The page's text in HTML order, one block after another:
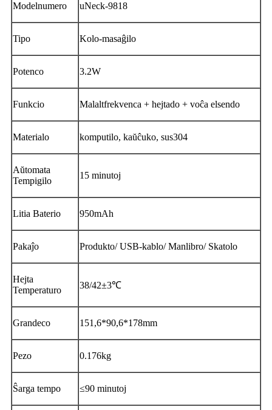
Modelnumero uNeck-9818
Tipo Kolo-masaĝilo
Potenco 3.2W
Funkcio Malaltfrekvenca + hejtado + voĉa elsendo
Materialo komputilo, kaŭĉuko, sus304
Aŭtomata
Tempigilo
15 minutoj
Litia Baterio 950mAh
Pakaĵo Produkto/ USB-kablo/ Manlibro/ Skatolo
Hejta
Temperaturo
38/42±3℃
Grandeco 151,6*90,6*178mm
Pezo 0.176kg
Ŝarga tempo ≤90 minutoj